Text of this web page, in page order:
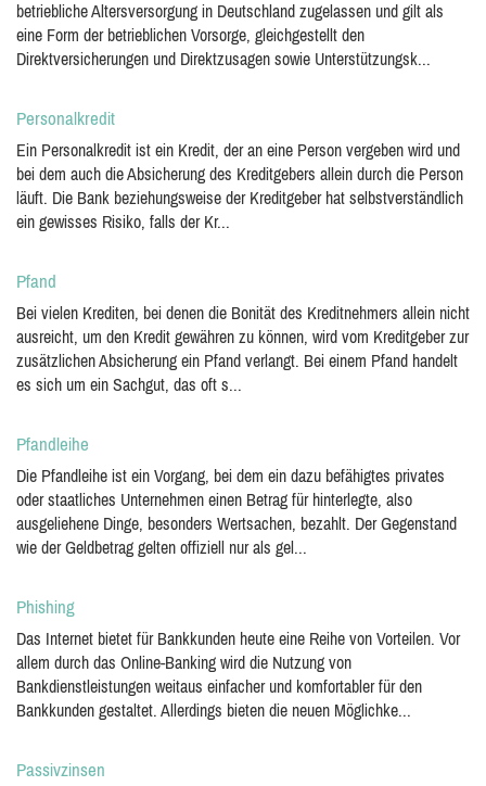
betriebliche Altersversorgung in Deutschland zugelassen und gilt als
eine Form der betrieblichen Vorsorge, gleichgestellt den
Direktversicherungen und Direktzusagen sowie Unterstützungsk...
Personalkredit
Ein Personalkredit ist ein Kredit, der an eine Person vergeben wird und
bei dem auch die Absicherung des Kreditgebers allein durch die Person
läuft. Die Bank beziehungsweise der Kreditgeber hat selbstverständlich
ein gewisses Risiko, falls der Kr...
Pfand
Bei vielen Krediten, bei denen die Bonität des Kreditnehmers allein nicht
ausreicht, um den Kredit gewähren zu können, wird vom Kreditgeber zur
zusätzlichen Absicherung ein Pfand verlangt. Bei einem Pfand handelt
es sich um ein Sachgut, das oft s...
Pfandleihe
Die Pfandleihe ist ein Vorgang, bei dem ein dazu befähigtes privates
oder staatliches Unternehmen einen Betrag für hinterlegte, also
ausgeliehene Dinge, besonders Wertsachen, bezahlt. Der Gegenstand
wie der Geldbetrag gelten offiziell nur als gel...
Phishing
Das Internet bietet für Bankkunden heute eine Reihe von Vorteilen. Vor
allem durch das Online-Banking wird die Nutzung von
Bankdienstleistungen weitaus einfacher und komfortabler für den
Bankkunden gestaltet. Allerdings bieten die neuen Möglichke...
Passivzinsen